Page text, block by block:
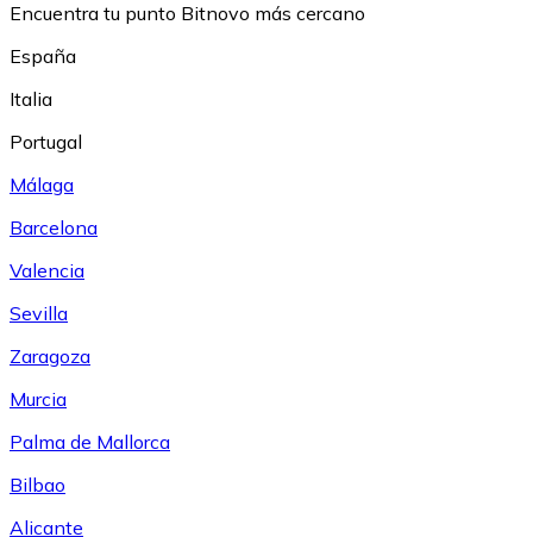
Encuentra tu punto Bitnovo más cercano
España
Italia
Portugal
Málaga
Barcelona
Valencia
Sevilla
Zaragoza
Murcia
Palma de Mallorca
Bilbao
Alicante